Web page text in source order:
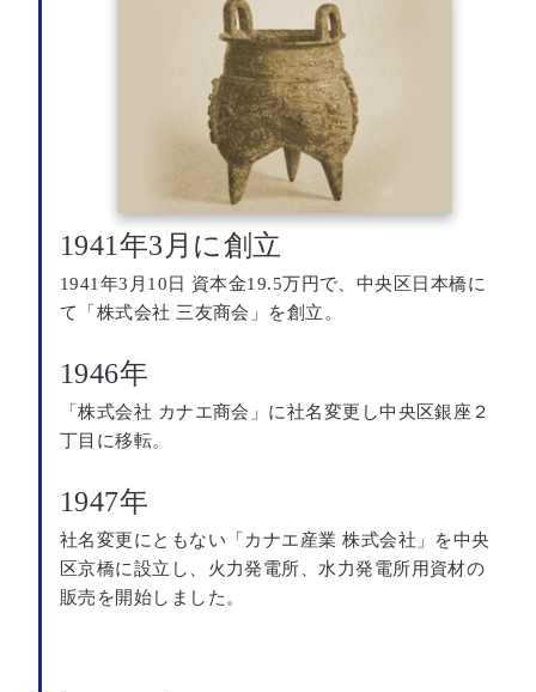
1941年3月に創立
1941年3月10日 資本金19.5万円で、中央区日本橋に
て「株式会社 三友商会」を創立。
1946年
「株式会社 カナエ商会」に社名変更し中央区銀座２
丁目に移転。
1947年
社名変更にともない「カナエ産業 株式会社」を中央
区京橋に設立し、火力発電所、水力発電所用資材の
販売を開始しました。